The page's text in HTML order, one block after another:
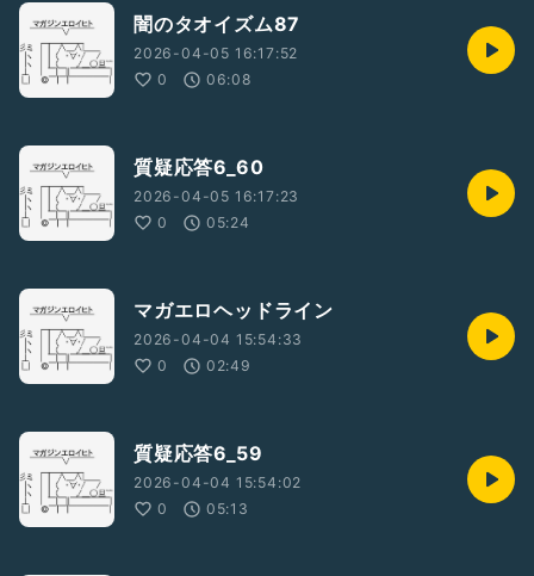
闇のタオイズム87
2026-04-05 16:17:52
0
06:08
質疑応答6_60
2026-04-05 16:17:23
0
05:24
マガエロヘッドライン
2026-04-04 15:54:33
0
02:49
質疑応答6_59
2026-04-04 15:54:02
0
05:13